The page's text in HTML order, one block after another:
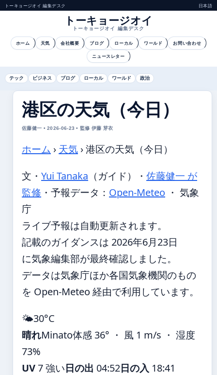
トーキョージオイ 編集デスク 日本語
トーキョージオイ
トーキョージオイ 編集デスク
ホーム 天気 会社概要 ブログ ローカル ワールド お問い合わせ
ニュースレター
テック ビジネス ブログ ローカル ワールド 政治
港区の天気（今日）
佐藤健一 • 2026-06-23 • 監修 伊藤 芽衣
ホーム › 天気 ›港区の天気（今日）
文・ Yui Tanaka （ガイド） ・ 佐藤健一 が
監修 ・ 予報データ： Open-Meteo ・ 気象
庁
ライブ予報は自動更新されます。
記載のガイダンスは 2026年6月23日
に気象編集部が最終確認しました。
データは気象庁ほか各国気象機関のもの
を Open-Meteo 経由で利用しています。
🌤️30°C
晴れMinato体感 36° ・ 風 1 m/s ・ 湿度
73%
UV7 強い日の出 04:52日の入 18:41